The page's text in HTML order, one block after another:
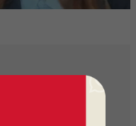
las reglas
(¿Quién
choca?)